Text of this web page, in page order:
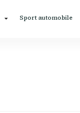
Sport automobile